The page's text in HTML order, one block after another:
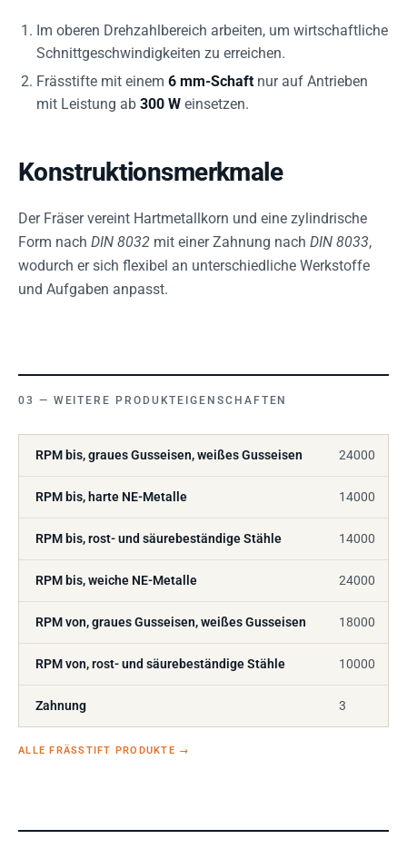
Im oberen Drehzahlbereich arbeiten, um wirtschaftliche
Schnittgeschwindigkeiten zu erreichen.
Frässtifte mit einem 6 mm-Schaft nur auf Antrieben
mit Leistung ab 300 W einsetzen.
Konstruktionsmerkmale
Der Fräser vereint Hartmetallkorn und eine zylindrische
Form nach DIN 8032 mit einer Zahnung nach DIN 8033,
wodurch er sich flexibel an unterschiedliche Werkstoffe
und Aufgaben anpasst.
WEITERE PRODUKTEIGENSCHAFTEN
RPM bis, graues Gusseisen, weißes Gusseisen 24000
RPM bis, harte NE-Metalle 14000
RPM bis, rost- und säurebeständige Stähle 14000
RPM bis, weiche NE-Metalle 24000
RPM von, graues Gusseisen, weißes Gusseisen 18000
RPM von, rost- und säurebeständige Stähle 10000
Zahnung 3
ALLE FRÄSSTIFT PRODUKTE →